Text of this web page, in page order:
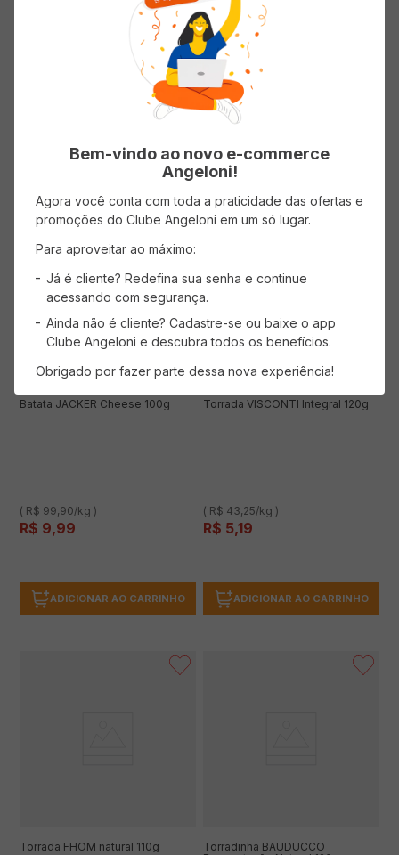
ADICIONAR AO CARRINHO
( R$ 65,91/kg )
R$ 7,25
ADICIONAR AO CARRINHO
Batata JACKER Cheese 100g
( R$ 99,90/kg )
R$ 9,99
ADICIONAR AO CARRINHO
Torrada VISCONTI Integral 120g
( R$ 43,25/kg )
R$ 5,19
ADICIONAR AO CARRINHO
Torrada FHOM natural 110g
Torradinha BAUDUCCO
Bem-vindo ao novo e-commerce
Angeloni!
Agora você conta com toda a praticidade das ofertas e
promoções do Clube Angeloni em um só lugar.
Para aproveitar ao máximo:
Já é cliente? Redefina sua senha e continue
acessando com segurança.
Ainda não é cliente? Cadastre-se ou baixe o app
Clube Angeloni e descubra todos os benefícios.
Obrigado por fazer parte dessa nova experiência!